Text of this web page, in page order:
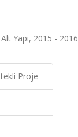
Yapı, 2015 - 2016
Proje